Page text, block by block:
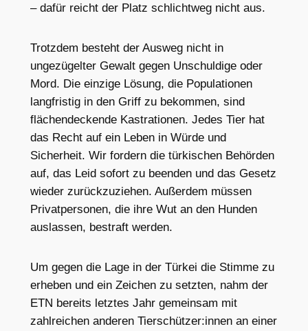
– dafür reicht der Platz schlichtweg nicht aus.
Trotzdem besteht der Ausweg nicht in
ungezügelter Gewalt gegen Unschuldige oder
Mord. Die einzige Lösung, die Populationen
langfristig in den Griff zu bekommen, sind
flächendeckende Kastrationen. Jedes Tier hat
das Recht auf ein Leben in Würde und
Sicherheit. Wir fordern die türkischen Behörden
auf, das Leid sofort zu beenden und das Gesetz
wieder zurückzuziehen. Außerdem müssen
Privatpersonen, die ihre Wut an den Hunden
auslassen, bestraft werden.
Um gegen die Lage in der Türkei die Stimme zu
erheben und ein Zeichen zu setzten, nahm der
ETN bereits letztes Jahr gemeinsam mit
zahlreichen anderen Tierschützer:innen an einer